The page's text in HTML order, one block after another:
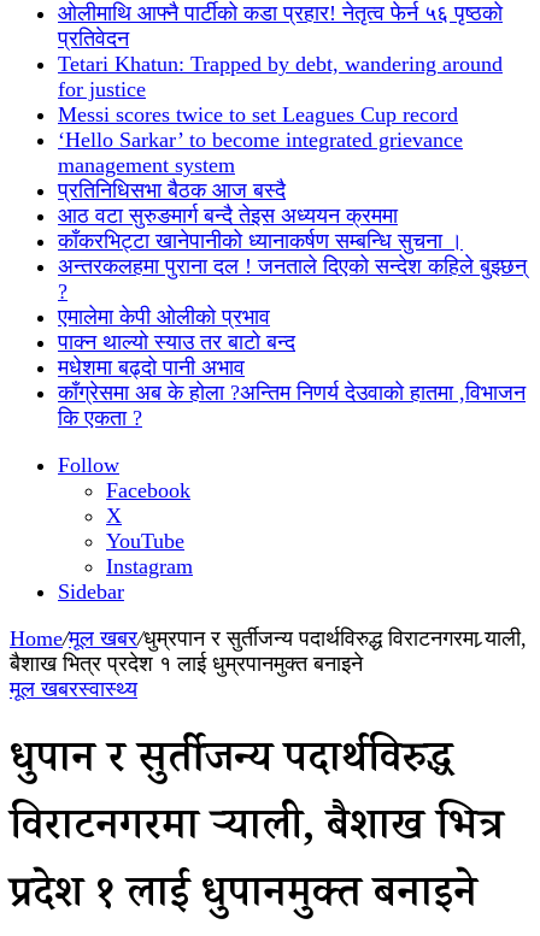
ओलीमाथि आफ्नै पार्टीको कडा प्रहार! नेतृत्व फेर्न ५६ पृष्ठको
प्रतिवेदन
Tetari Khatun: Trapped by debt, wandering around
for justice
Messi scores twice to set Leagues Cup record
‘Hello Sarkar’ to become integrated grievance
management system
प्रतिनिधिसभा बैठक आज बस्दै
आठ वटा सुरुङमार्ग बन्दै तेइस अध्ययन क्रममा
काँकरभिट्टा खानेपानीको ध्यानाकर्षण सम्बन्धि सुचना ।
अन्तरकलहमा पुराना दल ! जनताले दिएको सन्देश कहिले बुझ्छन्
?
एमालेमा केपी ओलीको प्रभाव
पाक्न थाल्यो स्याउ तर बाटो बन्द
मधेशमा बढ्दो पानी अभाव
काँग्रेसमा अब के होला ?अन्तिम निणर्य देउवाको हातमा ,विभाजन
कि एकता ?
Follow
Facebook
X
YouTube
Instagram
Sidebar
Home/मूल खबर/धुम्रपान र सुर्तीजन्य पदार्थविरुद्ध विराटनगरमा र्‍याली,
बैशाख भित्र प्रदेश १ लाई धुम्रपानमुक्त बनाइने
मूल खबरस्वास्थ्य
धुम्रपान र सुर्तीजन्य पदार्थविरुद्ध
विराटनगरमा र्‍याली, बैशाख भित्र
प्रदेश १ लाई धुम्रपानमुक्त बनाइने